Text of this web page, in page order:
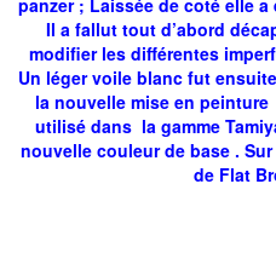
panzer ; Laissée de coté elle
Il a fallut tout d’abord
modifier les différentes
Un léger voile blanc fut
la nouvelle mise en
utilisé dans la gamme
nouvelle couleur de base .
de Flat